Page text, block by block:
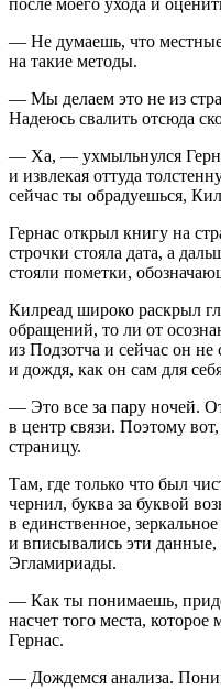
— Не думаешь, что
на такие методы.
— Мы делаем это не из
Надеюсь свалить отсюда
— Ха, — ухмыльнулся
и извлекая оттуда
сейчас ты обрадуешься,
Гернас открыл книгу на
строчки стояла дата, а
стояли пометки,
Килреад широко раскрыл
обращений, то ли от
из Подзотча и сейчас он
и дождя, как он сам для
— Это все за пару ночей.
в центр связи. Поэтому
страницу.
Там, где только что был
чернил, буква за буквой
в единственное,
и вписывались эти данные,
Эгламириады.
— Как ты понимаешь,
насчет того места,
Гернас.
— Дождемся анализа.